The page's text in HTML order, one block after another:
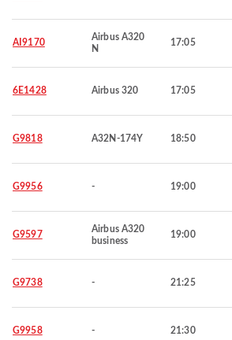
AI9170
Airbus A320
N
17:05
6E1428 Airbus 320 17:05
G9818 A32N-174Y 18:50
G9956 - 19:00
G9597
Airbus A320
business
19:00
G9738 - 21:25
G9958 - 21:30